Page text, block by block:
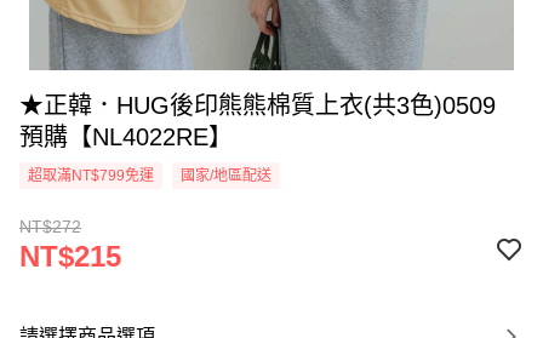
★正韓．HUG後印熊熊棉質上衣(共3色)0509
預購【NL4022RE】
超取滿NT$799免運 國家/地區配送
NT$272
NT$215